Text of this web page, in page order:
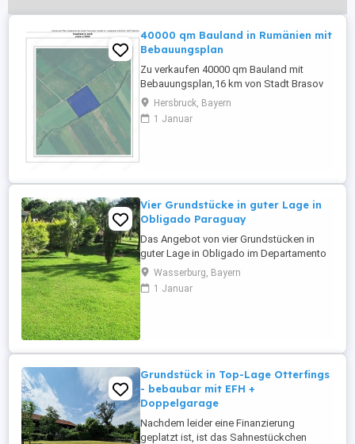
40000 qm Bauland in Rumänien mit
Bebauungsplan
Zu verkaufen 40000 qm Bauland mit
Bebauungsplan,16 km von Stadt Brasov
und 14 km von Flughafen Brasov-Ghimbav
entfernt. Das Baugrundstück liegt im
Radius Gemeinde Halchiu, Kreis Brasov
...
Hersbruck, Bayern
1 Januar
Vier Grundstücke in guter Lage in
Obligado Paraguay
Das Angebot von vier Grundstücken in
guter Lage in Obligado im Departamento
Itapua Paraguay. Die Grundstücke sind
zusammenhängend und werden nicht als
Einzelgrundstücke verkauft. In der Nähe
Wasserburg, Bayern
1 Januar
Grundstück in Top-Lage Otterfings
- bebaubar mit EFH +
Doppelgarage
Nachdem leider eine Finanzierung
geplatzt ist, ist das Sahnestückchen